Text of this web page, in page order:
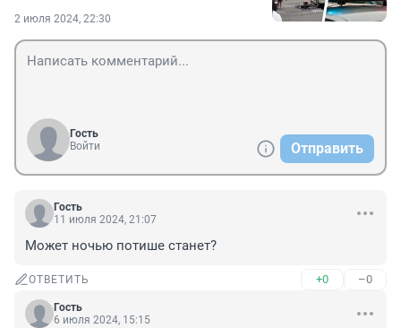
2 июля 2024, 22:30
Гость
Войти
Отправить
Гость
11 июля 2024, 21:07
Может ночью потише станет?
ОТВЕТИТЬ +0 –0
Гость
6 июля 2024, 15:15